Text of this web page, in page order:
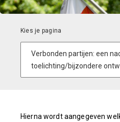
Hierna wordt aangegeven